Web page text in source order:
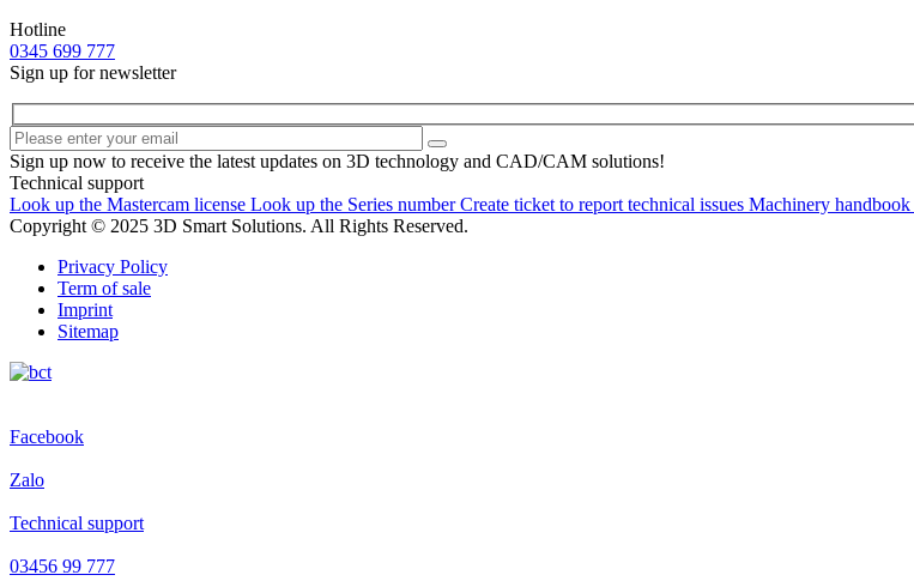
Hotline
0345 699 777
Sign up for newsletter
Sign up now to receive the latest updates on 3D technology and CAD/CAM solutions!
Technical support
Look up the Mastercam license Look up the Series number Create ticket to report technical issues Machinery handbook
Copyright © 2025 3D Smart Solutions. All Rights Reserved.
Privacy Policy
Term of sale
Imprint
Sitemap
Facebook
Zalo
Technical support
03456 99 777